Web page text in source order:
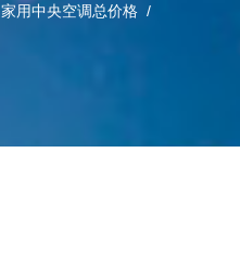
家用中央空调总价格